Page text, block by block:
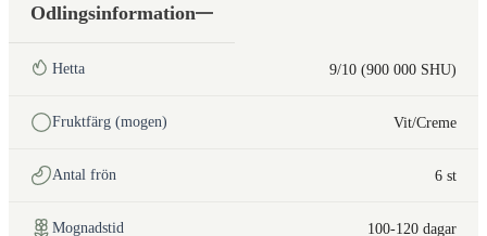
Odlingsinformation
Hetta 9/10 (900 000 SHU)
Fruktfärg (mogen) Vit/Creme
Antal frön 6 st
Mognadstid 100-120 dagar